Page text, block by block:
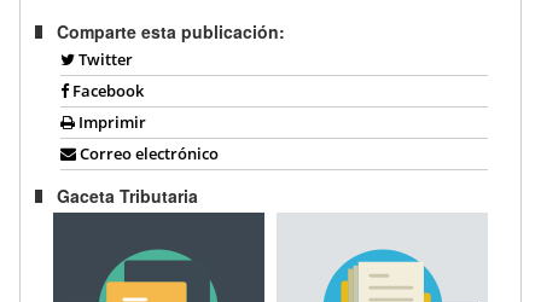
Comparte esta publicación:
Twitter
Facebook
Imprimir
Correo electrónico
Gaceta Tributaria